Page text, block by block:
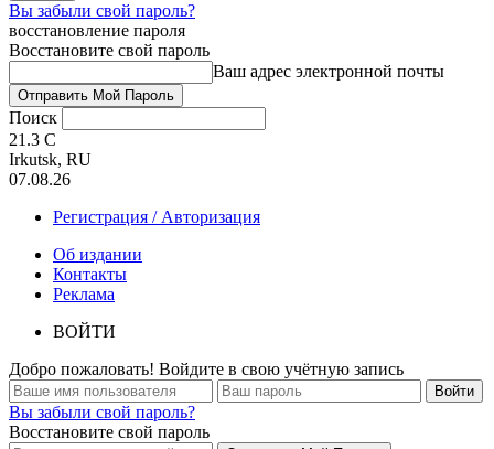
Вы забыли свой пароль?
восстановление пароля
Восстановите свой пароль
Ваш адрес электронной почты
Поиск
21.3 C
Irkutsk, RU
07.08.26
Регистрация / Авторизация
Об издании
Контакты
Реклама
ВОЙТИ
Добро пожаловать! Войдите в свою учётную запись
Вы забыли свой пароль?
Восстановите свой пароль